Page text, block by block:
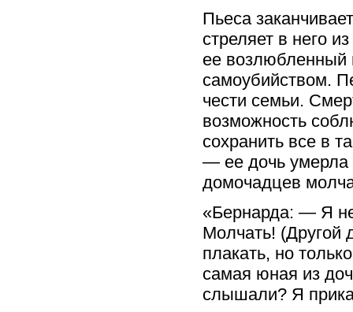
Пьеса
стреляет в него
ее возлюбленный
самоубийством.
чести семьи.
возможность
сохранить все в
— ее дочь умерла
домочадцев
«Бернарда: — Я
Молчать! (Другой
плакать, но
самая юная из
слышали? Я